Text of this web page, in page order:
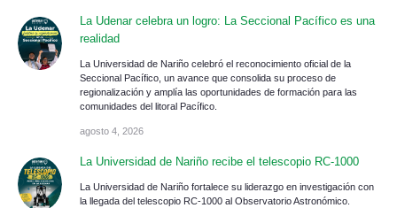
La Udenar celebra un logro: La Seccional Pacífico es una
realidad
La Universidad de Nariño celebró el reconocimiento oficial de la
Seccional Pacífico, un avance que consolida su proceso de
regionalización y amplía las oportunidades de formación para las
comunidades del litoral Pacífico.
agosto 4, 2026
La Universidad de Nariño recibe el telescopio RC-1000
La Universidad de Nariño fortalece su liderazgo en investigación con
la llegada del telescopio RC-1000 al Observatorio Astronómico.